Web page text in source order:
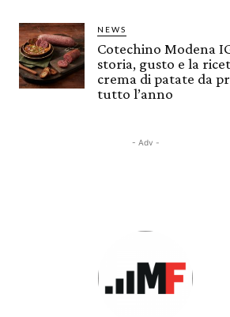
NEWS
Cotechino Modena
storia, gusto e la
crema di patate da
tutto l’anno
- Adv -